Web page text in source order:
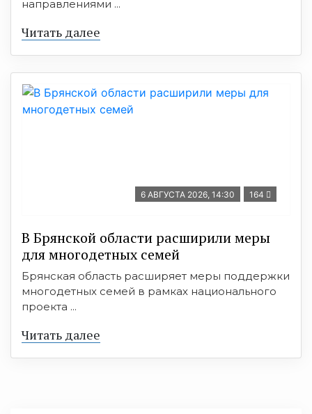
направлениями ...
Читать далее
6 АВГУСТА 2026, 14:30 164
В Брянской области расширили меры
для многодетных семей
Брянская область расширяет меры поддержки
многодетных семей в рамках национального
проекта ...
Читать далее